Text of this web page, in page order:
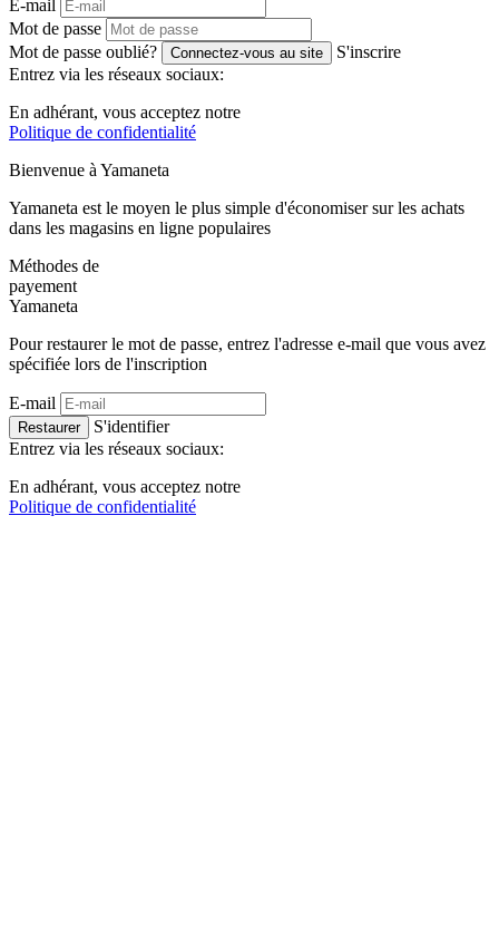
E-mail
Mot de passe
Mot de passe oublié?
Connectez-vous au site
S'inscrire
Entrez via les réseaux sociaux:
En adhérant, vous acceptez notre
Politique de confidentialité
Bienvenue à Yamaneta
Yamaneta est le moyen le plus simple d'économiser sur les achats
dans les magasins en ligne populaires
Méthodes de
payement
Yamaneta
Pour restaurer le mot de passe, entrez l'adresse e-mail que vous avez
spécifiée lors de l'inscription
E-mail
Restaurer
S'identifier
Entrez via les réseaux sociaux:
En adhérant, vous acceptez notre
Politique de confidentialité